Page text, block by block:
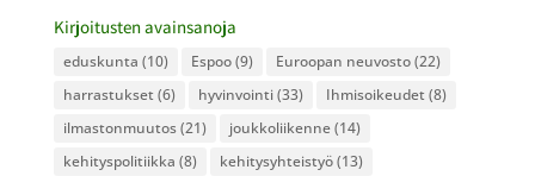
Kirjoitusten avainsanoja
eduskunta (10) Espoo(9) Euroopan neuvosto(22)
harrastukset (6) hyvinvointi(33) Ihmisoikeudet (8)
ilmastonmuutos(21) joukkoliikenne(14)
kehityspolitiikka (8) kehitysyhteistyö(13)